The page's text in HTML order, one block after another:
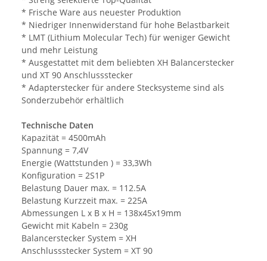
* Frische Ware aus neuester Produktion
* Niedriger Innenwiderstand für hohe Belastbarkeit
* LMT (Lithium Molecular Tech) für weniger Gewicht
und mehr Leistung
* Ausgestattet mit dem beliebten XH Balancerstecker
und XT 90 Anschlussstecker
* Adapterstecker für andere Stecksysteme sind als
Sonderzubehör erhältlich
Technische Daten
Kapazität = 4500mAh
Spannung = 7,4V
Energie (Wattstunden ) = 33,3Wh
Konfiguration = 2S1P
Belastung Dauer max. = 112.5A
Belastung Kurzzeit max. = 225A
Abmessungen L x B x H = 138x45x19mm
Gewicht mit Kabeln = 230g
Balancerstecker System = XH
Anschlussstecker System = XT 90